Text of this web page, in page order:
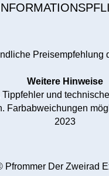
Preisempfehlung
Weitere Hinweise
Tippfehler und
Farbabweichungen
2023
Pfrommer Der Zweirad